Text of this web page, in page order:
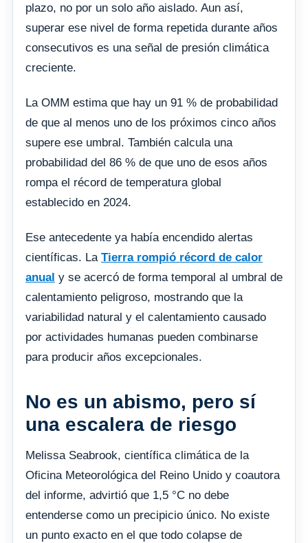
plazo, no por un solo año aislado. Aun así,
superar ese nivel de forma repetida durante años
consecutivos es una señal de presión climática
creciente.
La OMM estima que hay un 91 % de probabilidad
de que al menos uno de los próximos cinco años
supere ese umbral. También calcula una
probabilidad del 86 % de que uno de esos años
rompa el récord de temperatura global
establecido en 2024.
Ese antecedente ya había encendido alertas
científicas. La Tierra rompió récord de calor
anual y se acercó de forma temporal al umbral de
calentamiento peligroso, mostrando que la
variabilidad natural y el calentamiento causado
por actividades humanas pueden combinarse
para producir años excepcionales.
No es un abismo, pero sí
una escalera de riesgo
Melissa Seabrook, científica climática de la
Oficina Meteorológica del Reino Unido y coautora
del informe, advirtió que 1,5 °C no debe
entenderse como un precipicio único. No existe
un punto exacto en el que todo colapse de